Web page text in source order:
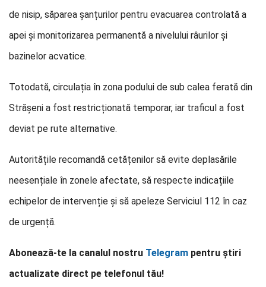
de nisip, săparea șanțurilor pentru evacuarea controlată a
apei și monitorizarea permanentă a nivelului râurilor și
bazinelor acvatice.
Totodată, circulația în zona podului de sub calea ferată din
Strășeni a fost restricționată temporar, iar traficul a fost
deviat pe rute alternative.
Autoritățile recomandă cetățenilor să evite deplasările
neesențiale în zonele afectate, să respecte indicațiile
echipelor de intervenție și să apeleze Serviciul 112 în caz
de urgență.
Abonează-te la canalul nostru Telegram pentru știri
actualizate direct pe telefonul tău!